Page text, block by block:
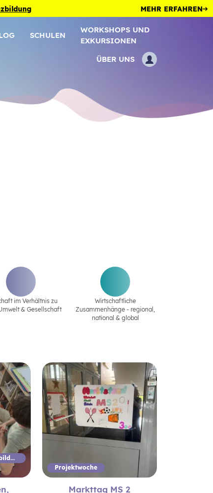
MEHR ERFAHREN
SCHULEN
WORKSHOPS UND
EXKURSIONEN
ÜBER UNS
im Verhältnis zu
& Gesellschaft
Wirtschaftliche
Zusammenhänge - regional,
national & global
Schulpilot Wirtschaftsbildung
Projektwoche
Markttag MS 2